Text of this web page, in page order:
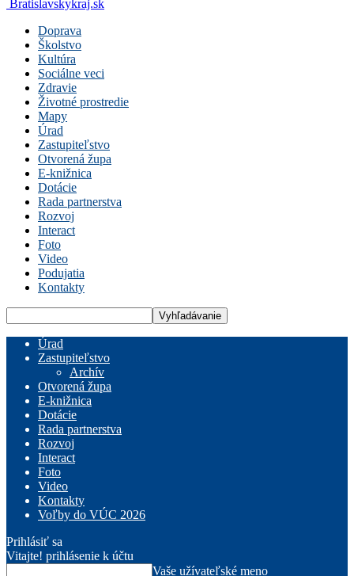
Bratislavskykraj.sk
Doprava
Školstvo
Kultúra
Sociálne veci
Zdravie
Životné prostredie
Mapy
Úrad
Zastupiteľstvo
Otvorená župa
E-knižnica
Dotácie
Rada partnerstva
Rozvoj
Interact
Foto
Video
Podujatia
Kontakty
Úrad
Zastupiteľstvo
Archív
Otvorená župa
E-knižnica
Dotácie
Rada partnerstva
Rozvoj
Interact
Foto
Video
Kontakty
Voľby do VÚC 2026
Prihlásiť sa
Vitajte! prihlásenie k účtu
Vaše užívateľské meno